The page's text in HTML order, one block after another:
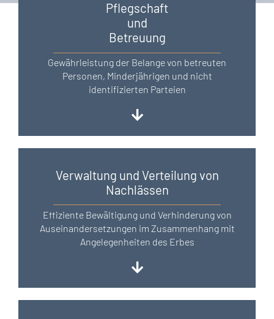
Pflegschaft
und
Betreuung
Gewährleistung der Belange von betreuten
Personen, Minderjährigen und nicht
identifizierten Parteien
Verwaltung und Verteilung von
Nachlässen
Effiziente Bewältigung und Verhinderung von
Auseinandersetzungen im Zusammenhang mit
Angelegenheiten des Erbes